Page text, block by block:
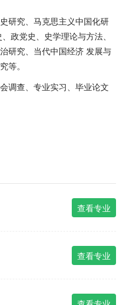
研究、马克思主义中国化研
政党史、史学理论与方法、
研究、当代中国经济 发展与
等。
调查、专业实习、毕业论文
查看专业
查看专业